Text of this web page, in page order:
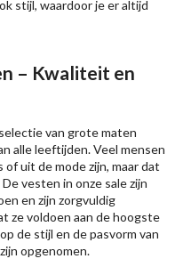
stijl, waardoor je er altijd
– Kwaliteit en
van grote maten
alle leeftijden. Veel mensen
uit de mode zijn, maar dat
vesten in onze sale zijn
en zijn zorgvuldig
ze voldoen aan de hoogste
de stijl en de pasvorm van
opgenomen.